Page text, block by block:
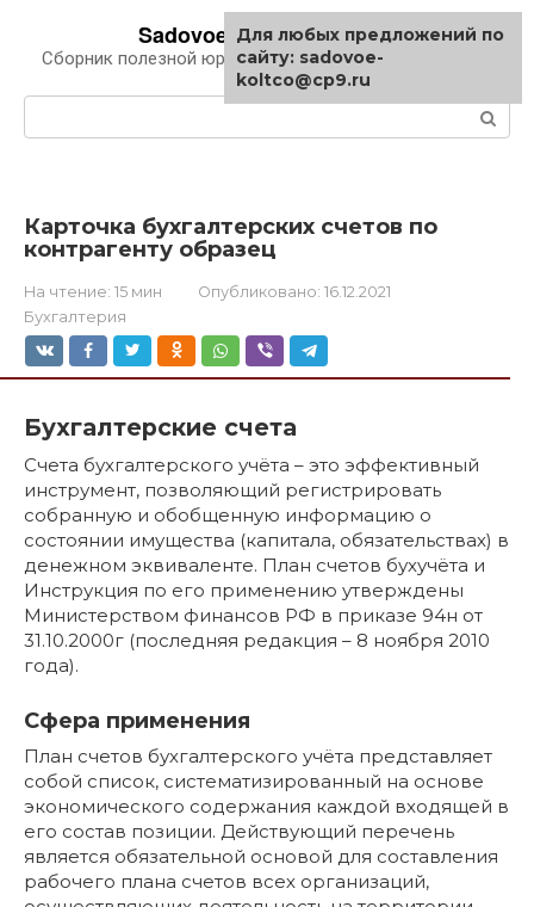
контенту
Sadovoe-koltco.ru
Сборник полезной юридической информации
Карточка бухгалтерских счетов по
контрагенту образец
На чтение: 15 мин Опубликовано: 16.12.2021
Бухгалтерия
Бухгалтерские счета
Счета бухгалтерского учёта – это эффективный
инструмент, позволяющий регистрировать
собранную и обобщенную информацию о
состоянии имущества (капитала, обязательствах) в
денежном эквиваленте. План счетов бухучёта и
Инструкция по его применению утверждены
Министерством финансов РФ в приказе 94н от
31.10.2000г (последняя редакция – 8 ноября 2010
года).
Сфера применения
План счетов бухгалтерского учёта представляет
собой список, систематизированный на основе
экономического содержания каждой входящей в
его состав позиции. Действующий перечень
является обязательной основой для составления
рабочего плана счетов всех организаций,
Для любых предложений по
сайту: sadovoe-
koltco@cp9.ru